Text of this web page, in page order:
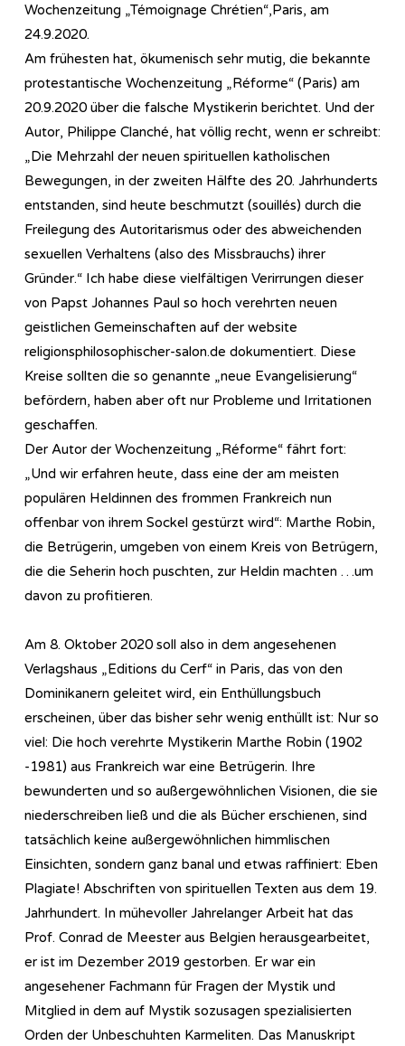
Wochenzeitung „Témoignage Chrétien“,Paris, am
24.9.2020.
Am frühesten hat, ökumenisch sehr mutig, die bekannte
protestantische Wochenzeitung „Réforme“ (Paris) am
20.9.2020 über die falsche Mystikerin berichtet. Und der
Autor, Philippe Clanché, hat völlig recht, wenn er schreibt:
„Die Mehrzahl der neuen spirituellen katholischen
Bewegungen, in der zweiten Hälfte des 20. Jahrhunderts
entstanden, sind heute beschmutzt (souillés) durch die
Freilegung des Autoritarismus oder des abweichenden
sexuellen Verhaltens (also des Missbrauchs) ihrer
Gründer.“ Ich habe diese vielfältigen Verirrungen dieser
von Papst Johannes Paul so hoch verehrten neuen
geistlichen Gemeinschaften auf der website
religionsphilosophischer-salon.de dokumentiert. Diese
Kreise sollten die so genannte „neue Evangelisierung“
befördern, haben aber oft nur Probleme und Irritationen
geschaffen.
Der Autor der Wochenzeitung „Réforme“ fährt fort:
„Und wir erfahren heute, dass eine der am meisten
populären Heldinnen des frommen Frankreich nun
offenbar von ihrem Sockel gestürzt wird“: Marthe Robin,
die Betrügerin, umgeben von einem Kreis von Betrügern,
die die Seherin hoch puschten, zur Heldin machten …um
davon zu profitieren.
Am 8. Oktober 2020 soll also in dem angesehenen
Verlagshaus „Editions du Cerf“ in Paris, das von den
Dominikanern geleitet wird, ein Enthüllungsbuch
erscheinen, über das bisher sehr wenig enthüllt ist: Nur so
viel: Die hoch verehrte Mystikerin Marthe Robin (1902
-1981) aus Frankreich war eine Betrügerin. Ihre
bewunderten und so außergewöhnlichen Visionen, die sie
niederschreiben ließ und die als Bücher erschienen, sind
tatsächlich keine außergewöhnlichen himmlischen
Einsichten, sondern ganz banal und etwas raffiniert: Eben
Plagiate! Abschriften von spirituellen Texten aus dem 19.
Jahrhundert. In mühevoller Jahrelanger Arbeit hat das
Prof. Conrad de Meester aus Belgien herausgearbeitet,
er ist im Dezember 2019 gestorben. Er war ein
angesehener Fachmann für Fragen der Mystik und
Mitglied in dem auf Mystik sozusagen spezialisierten
Orden der Unbeschuhten Karmeliten. Das Manuskript